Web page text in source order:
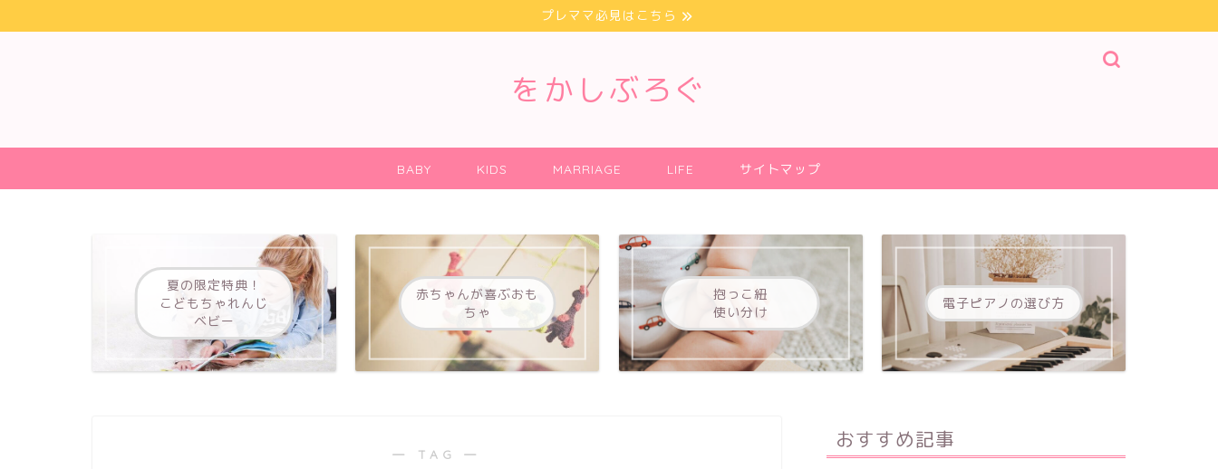
プレママ必見はこちら
をかしぶろぐ
BABY KIDS MARRIAGE LIFE サイトマップ
夏の限定特典！
こどもちゃれんじ
ベビー
赤ちゃんが喜ぶおも
ちゃ
抱っこ紐
使い分け
電子ピアノの選び方
― TAG ―
おすすめ記事